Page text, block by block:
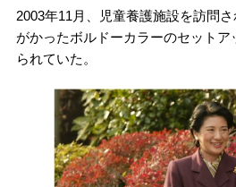
2003年11月、児童養護施設を訪問
がかったボルドーカラーのセット
られていた。